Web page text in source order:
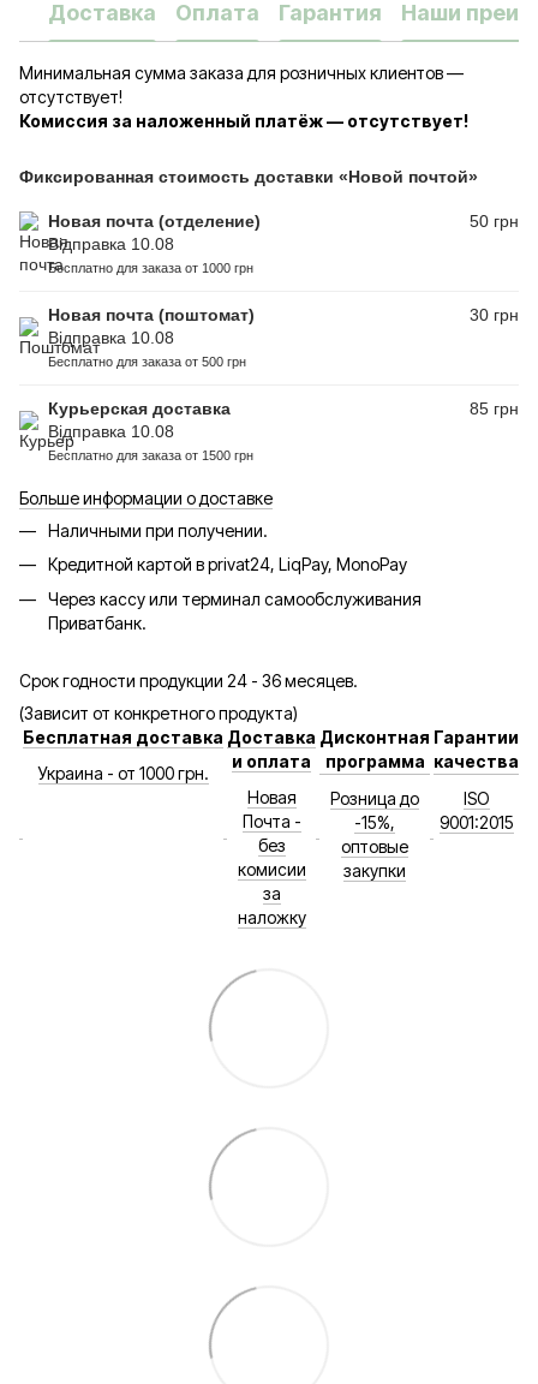
Доставка Оплата Гарантия Наши
Минимальная сумма заказа для розничных клиентов —
отсутствует!
Комиссия за наложенный платёж — отсутствует!
Фиксированная стоимость доставки «Новой почтой»
Новая почта (отделение)
Відправка 10.08
Бесплатно для заказа от 1000 грн
50 грн
Новая почта (поштомат)
Відправка 10.08
Бесплатно для заказа от 500 грн
30 грн
Курьерская доставка
Відправка 10.08
Бесплатно для заказа от 1500 грн
85 грн
Больше информации о доставке
Наличными при получении.
Кредитной картой в privat24, LiqPay, MonoPay
Через кассу или терминал самообслуживания
Приватбанк.
Срок годности продукции 24 - 36 месяцев.
(Зависит от конкретного продукта)
Бесплатная доставка
Украина - от 1000 грн.
Доставка
и оплата
Новая
Почта -
без
комисии
за
наложку
Дисконтная
программа
Розница до
-15%,
оптовые
закупки
Гарантии
качества
ISO
9001:2015